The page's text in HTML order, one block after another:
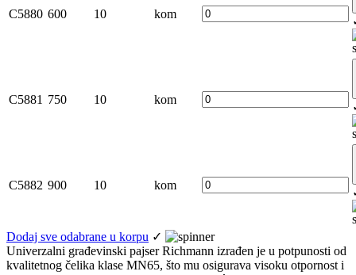
C5880 600 10 kom
C5881 750 10 kom
C5882 900 10 kom
Dodaj sve odabrane u korpu ✓
Univerzalni građevinski pajser Richmann izrađen je u potpunosti od
kvalitetnog čelika klase MN65, što mu osigurava visoku otpornost i